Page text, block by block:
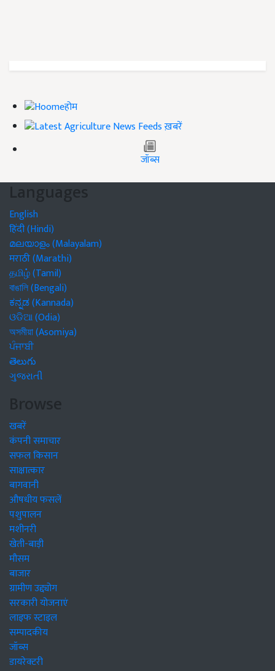
होम
ख़बरें
जॉब्स
Languages
English
हिंदी (Hindi)
മലയാളം (Malayalam)
मराठी (Marathi)
தமிழ் (Tamil)
বাঙালি (Bengali)
ಕನ್ನಡ (Kannada)
ଓଡିଆ (Odia)
অসমীয়া (Asomiya)
ਪੰਜਾਬੀ
తెలుగు
ગુજરાતી
Browse
खबरें
कंपनी समाचार
सफल किसान
साक्षात्कार
बागवानी
औषधीय फसलें
पशुपालन
मशीनरी
खेती-बाड़ी
मौसम
बाजार
ग्रामीण उद्द्योग
सरकारी योजनाएं
लाइफ स्टाइल
सम्पादकीय
जॉब्स
डायरेक्टरी